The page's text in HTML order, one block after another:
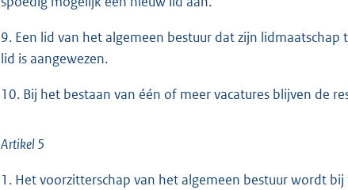
9. Een lid van het algemeen bestuur dat zijn
lid is aangewezen.
10. Bij het bestaan van één of meer vacatures blijven de
Artikel 5
1. Het voorzitterschap van het algemeen bestuur wordt